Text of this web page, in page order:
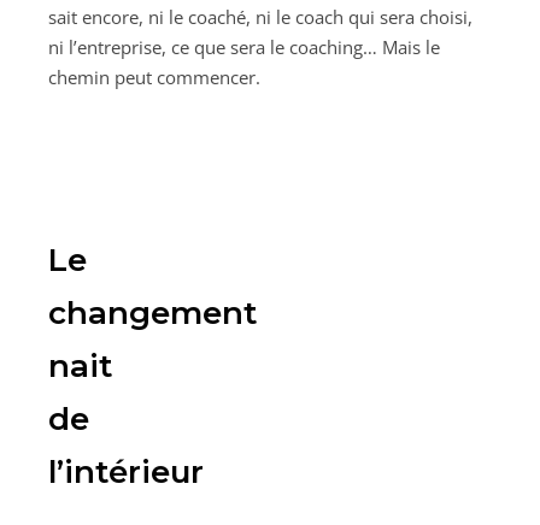
sait encore, ni le coaché, ni le coach qui sera choisi,
ni l’entreprise, ce que sera le coaching… Mais le
chemin peut commencer.
Le
changement
nait
de
l’intérieur